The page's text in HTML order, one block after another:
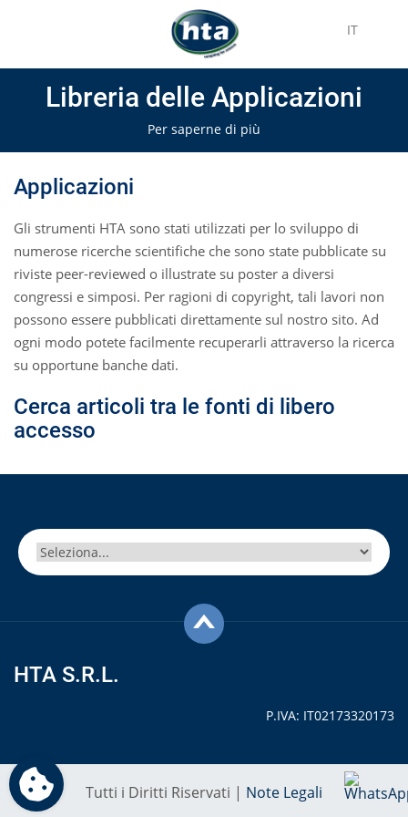
IT
Libreria delle Applicazioni
Per saperne di più
Applicazioni
Gli strumenti HTA sono stati utilizzati per lo sviluppo di
numerose ricerche scientifiche che sono state pubblicate su
riviste peer-reviewed o illustrate su poster a diversi
congressi e simposi. Per ragioni di copyright, tali lavori non
possono essere pubblicati direttamente sul nostro sito. Ad
ogni modo potete facilmente recuperarli attraverso la ricerca
su opportune banche dati.
Cerca articoli tra le fonti di libero
accesso
HTA S.R.L.
P.IVA: IT02173320173
Tutti i Diritti Riservati | Note Legali